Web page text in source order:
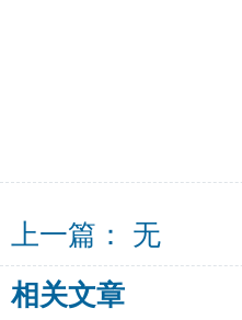
上一篇： 无
相关文章